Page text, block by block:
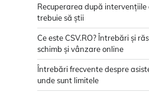
Recuperarea după intervențiile
trebuie să știi
Ce este CSV.RO? Întrebări și
schimb și vânzare online
Întrebări frecvente despre
unde sunt limitele